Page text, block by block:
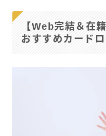
【Web完結＆在
おすすめカード